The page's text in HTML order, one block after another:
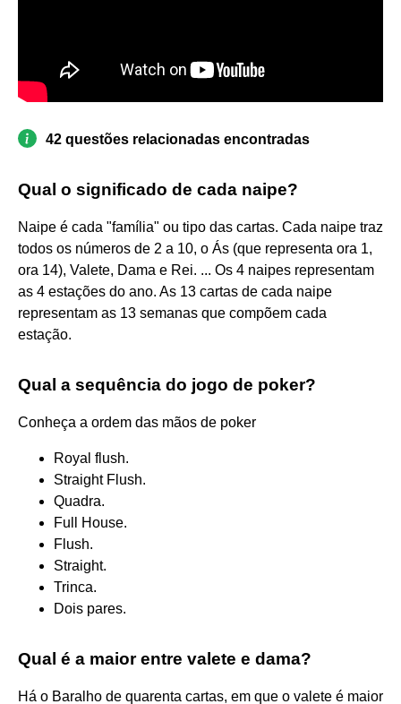
42 questões relacionadas encontradas
Qual o significado de cada naipe?
Naipe é cada "família" ou tipo das cartas. Cada naipe traz
todos os números de 2 a 10, o Ás (que representa ora 1,
ora 14), Valete, Dama e Rei. ... Os 4 naipes representam
as 4 estações do ano. As 13 cartas de cada naipe
representam as 13 semanas que compõem cada
estação.
Qual a sequência do jogo de poker?
Conheça a ordem das mãos de poker
Royal flush.
Straight Flush.
Quadra.
Full House.
Flush.
Straight.
Trinca.
Dois pares.
Qual é a maior entre valete e dama?
Há o Baralho de quarenta cartas, em que o valete é maior